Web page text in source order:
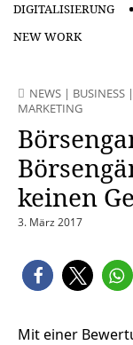
DIGITALISIERUNG
NEW WORK
NEWS | BUSINESS |
MARKETING
keinen
3. März 2017
Mit einer